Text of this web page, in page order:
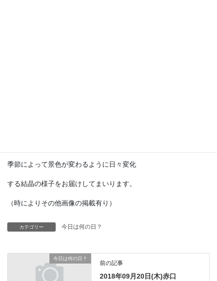
季節によって景色が変わるように日々変化
する結晶の様子をお届けしてまいります。
（時によりその他画像の掲載有り）
カテゴリー 今日は何の日？
今日は何の日？
前の記事
2018年09月20日(木)赤口